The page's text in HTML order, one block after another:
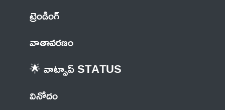
ట్రెండింగ్
వాతావరణం
🌟 వాట్సాప్ STATUS
వినోదం